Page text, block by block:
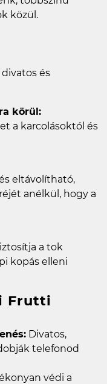
közül.
és
körül:
a karcolásoktól és
eltávolítható,
anélkül, hogy a
a tok
kopás elleni
Frutti
Divatos,
telefonod
védi a